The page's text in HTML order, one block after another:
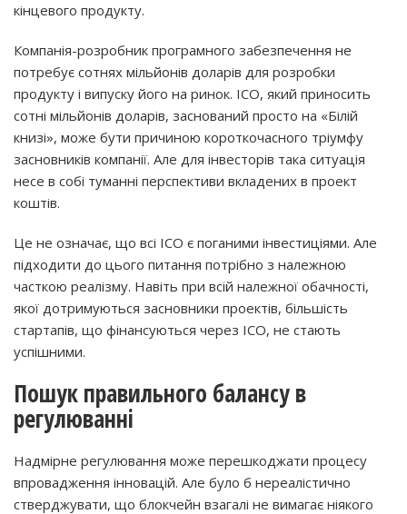
кінцевого продукту.
Компанія-розробник програмного забезпечення не
потребує сотнях мільйонів доларів для розробки
продукту і випуску його на ринок. ICO, який приносить
сотні мільйонів доларів, заснований просто на «Білій
книзі», може бути причиною короткочасного тріумфу
засновників компанії. Але для інвесторів така ситуація
несе в собі туманні перспективи вкладених в проект
коштів.
Це не означає, що всі ICO є поганими інвестиціями. Але
підходити до цього питання потрібно з належною
часткою реалізму. Навіть при всій належної обачності,
якої дотримуються засновники проектів, більшість
стартапів, що фінансуються через ICO, не стають
успішними.
Пошук правильного балансу в
регулюванні
Надмірне регулювання може перешкоджати процесу
впровадження інновацій. Але було б нереалістично
стверджувати, що блокчейн взагалі не вимагає ніякого